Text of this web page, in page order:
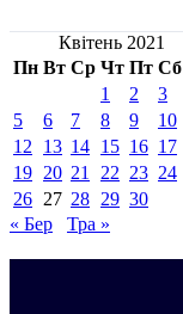
Квітень 2021
Пн Вт Ср Чт Пт Сб
1
2 3
5
6 7 8 9 10
12
13 14 15 16 17
19 20 21 22 23 24
26 27 28 29 30
« Бер
Тра »